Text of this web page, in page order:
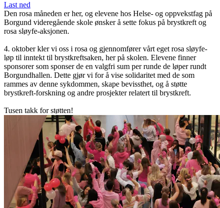
Last ned
Den rosa måneden er her, og elevene hos Helse- og oppvekstfag på
Borgund videregående skole ønsker å sette fokus på brystkreft og
rosa sløyfe-aksjonen.
4. oktober kler vi oss i rosa og gjennomfører vårt eget rosa sløyfe-
løp til inntekt til brystkreftsaken, her på skolen. Elevene finner
sponsorer som sponser de en valgfri sum per runde de løper rundt
Borgundhallen. Dette gjør vi for å vise solidaritet med de som
rammes av denne sykdommen, skape bevissthet, og å støtte
brystkreft-forskning og andre prosjekter relatert til brystkreft.
Tusen takk for støtten!